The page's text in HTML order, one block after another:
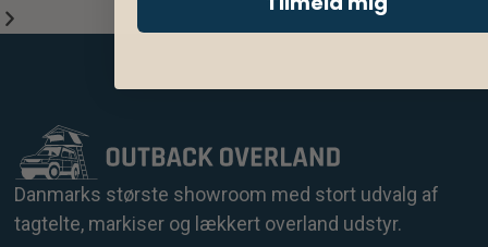
Danmarks største showroom med stort udvalg af
tagtelte, markiser og lækkert overland udstyr.